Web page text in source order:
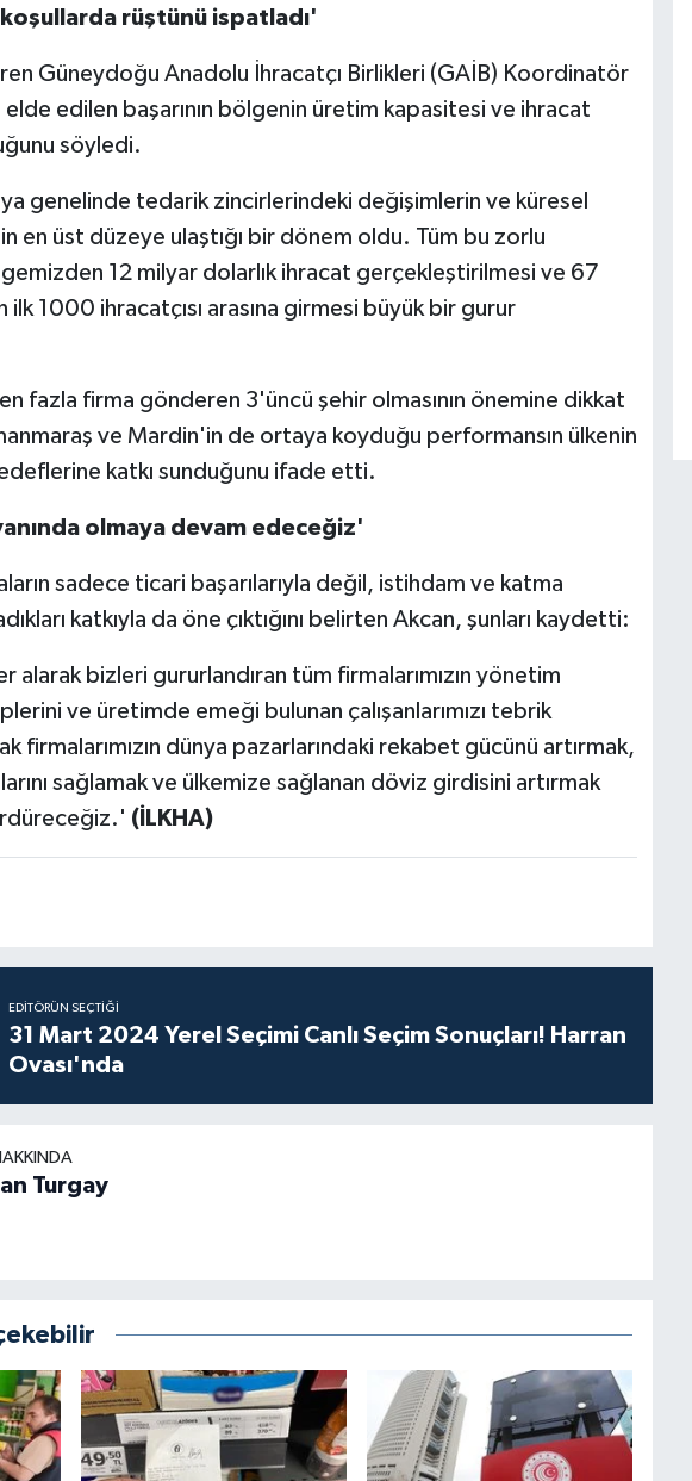
koşullarda rüştünü ispatladı'
Güneydoğu Anadolu İhracatçı Birlikleri (GAİB) Koordinatör
elde edilen başarının bölgenin üretim kapasitesi ve ihracat
söyledi.
genelinde tedarik zincirlerindeki değişimlerin ve küresel
en üst düzeye ulaştığı bir dönem oldu. Tüm bu zorlu
12 milyar dolarlık ihracat gerçekleştirilmesi ve 67
ilk 1000 ihracatçısı arasına girmesi büyük bir gurur
fazla firma gönderen 3'üncü şehir olmasının önemine dikkat
ve Mardin'in de ortaya koyduğu performansın ülkenin
katkı sunduğunu ifade etti.
olmaya devam edeceğiz'
sadece ticari başarılarıyla değil, istihdam ve katma
katkıyla da öne çıktığını belirten Akcan, şunları kaydetti:
alarak bizleri gururlandıran tüm firmalarımızın yönetim
ve üretimde emeği bulunan çalışanlarımızı tebrik
firmalarımızın dünya pazarlarındaki rekabet gücünü artırmak,
sağlamak ve ülkemize sağlanan döviz girdisini artırmak
(İLKHA)
EDITÖRÜN SEÇTIĞI
31 Mart 2024 Yerel Seçimi Canlı Seçim Sonuçları! Harran
Ovası'nda
Turgay